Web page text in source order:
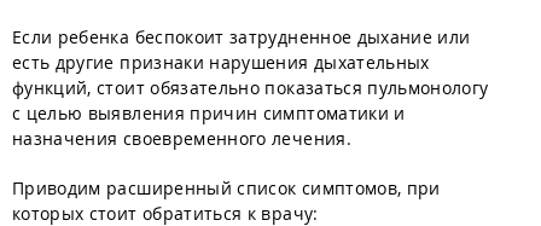
Если ребенка беспокоит затрудненное дыхание или
есть другие признаки нарушения дыхательных
функций, стоит обязательно показаться пульмонологу
с целью выявления причин симптоматики и
назначения своевременного лечения.
Приводим расширенный список симптомов, при
которых стоит обратиться к врачу: